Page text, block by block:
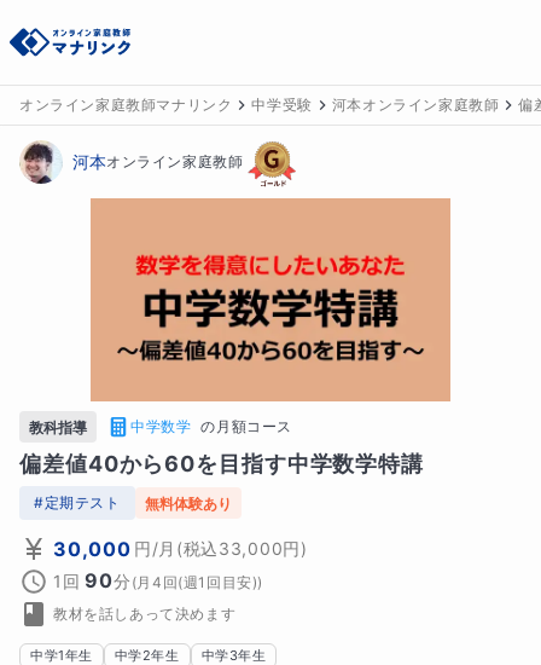
オンライン家庭教師マナリンク 中学受験 河本オンライン家庭教師 偏
河本オンライン家庭教師
教科指導 中学数学 の 月額コース
偏差値40から60を目指す中学数学特講
#定期テスト 無料体験あり
30,000 円/月 (税込33,000円)
1回 90分 (月4回(週1回目安))
教材を話しあって決めます
中学1年生 中学2年生 中学3年生